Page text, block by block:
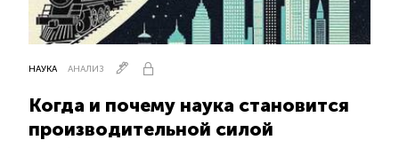
НАУКА АНАЛИЗ
Когда и почему наука становится
производительной силой